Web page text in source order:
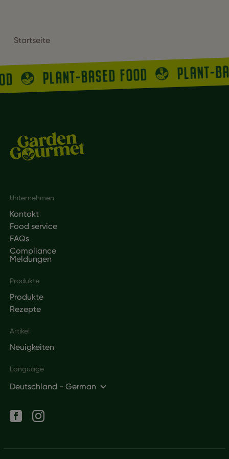
Startseite
PLANT-BASED FOOD PLANT-
Footer
Unternehmen
Kontakt
Food service
FAQs
Compliance
Meldungen
Produkte
Produkte
Rezepte
Artikel
Neuigkeiten
Language
Deutschland - German